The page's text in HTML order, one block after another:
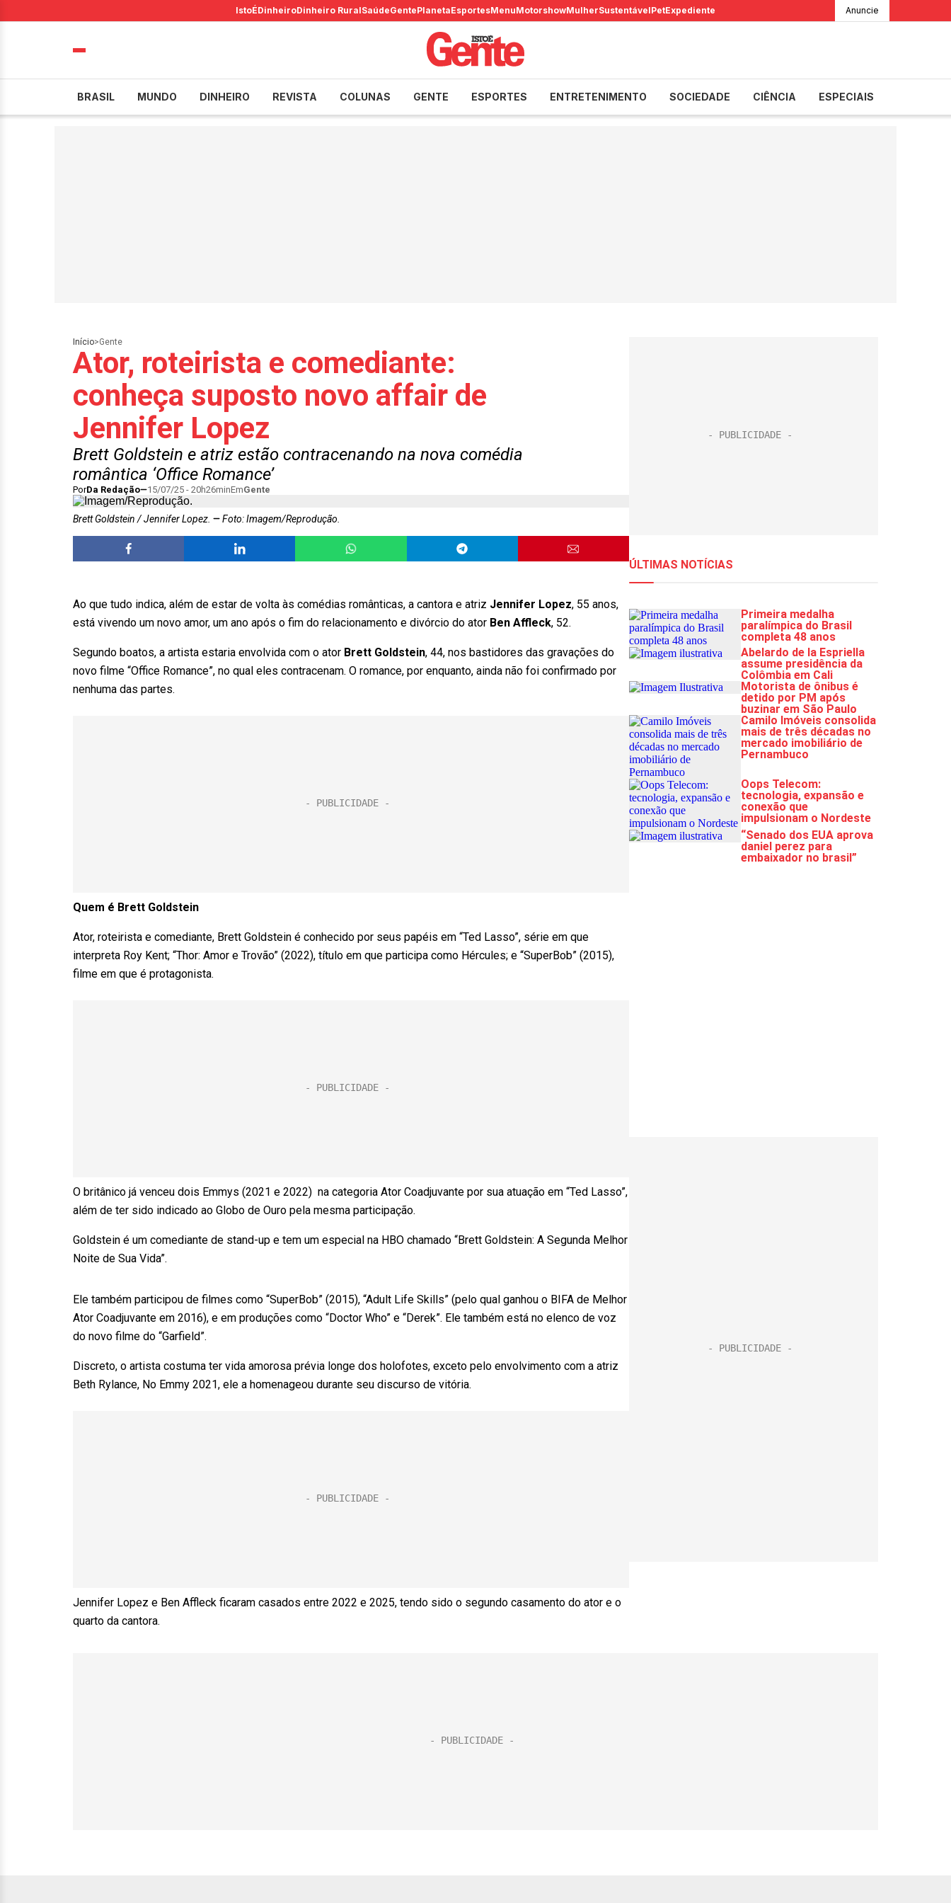
IstoÉDinheiroDinheiro RuralSaúdeGentePlanetaEsportesMenuMotorshowMulherSustentávelPetExpediente Anuncie
BRASIL MUNDO DINHEIRO REVISTA COLUNAS GENTE ESPORTES ENTRETENIMENTO SOCIEDADE CIÊNCIA ESPECIAIS
Início>Gente
Ator, roteirista e comediante:
conheça suposto novo affair de
Jennifer Lopez
Brett Goldstein e atriz estão contracenando na nova comédia
romântica ‘Office Romance’
PorDa Redação 15/07/25 - 20h26minEmGente
Brett Goldstein / Jennifer Lopez. Foto: Imagem/Reprodução.
Ao que tudo indica, além de estar de volta às comédias românticas, a cantora e atriz Jennifer Lopez, 55 anos,
está vivendo um novo amor, um ano após o fim do relacionamento e divórcio do ator Ben Affleck, 52.
Segundo boatos, a artista estaria envolvida com o ator Brett Goldstein, 44, nos bastidores das gravações do
novo filme “Office Romance”, no qual eles contracenam. O romance, por enquanto, ainda não foi confirmado por
nenhuma das partes.
Quem é Brett Goldstein
Ator, roteirista e comediante, Brett Goldstein é conhecido por seus papéis em “Ted Lasso”, série em que
interpreta Roy Kent; “Thor: Amor e Trovão” (2022), título em que participa como Hércules; e “SuperBob” (2015),
filme em que é protagonista.
O britânico já venceu dois Emmys (2021 e 2022) na categoria Ator Coadjuvante por sua atuação em “Ted Lasso”,
além de ter sido indicado ao Globo de Ouro pela mesma participação.
Goldstein é um comediante de stand-up e tem um especial na HBO chamado “Brett Goldstein: A Segunda Melhor
Noite de Sua Vida”.
Ele também participou de filmes como “SuperBob” (2015), “Adult Life Skills” (pelo qual ganhou o BIFA de Melhor
Ator Coadjuvante em 2016), e em produções como “Doctor Who” e “Derek”. Ele também está no elenco de voz
do novo filme do “Garfield”.
Discreto, o artista costuma ter vida amorosa prévia longe dos holofotes, exceto pelo envolvimento com a atriz
Beth Rylance, No Emmy 2021, ele a homenageou durante seu discurso de vitória.
Jennifer Lopez e Ben Affleck ficaram casados entre 2022 e 2025, tendo sido o segundo casamento do ator e o
quarto da cantora.